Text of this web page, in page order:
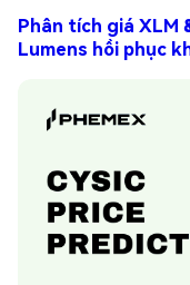
Phân tích giá XLM
Lumens hồi phục